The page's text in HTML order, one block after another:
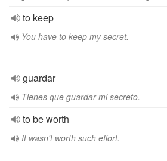
to keep
You have to keep my secret.
guardar
Tienes que guardar mi secreto.
to be worth
It wasn't worth such effort.